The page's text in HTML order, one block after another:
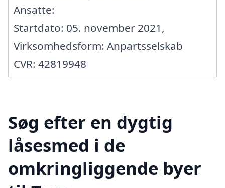
Ansatte:
Startdato: 05. november 2021,
Virksomhedsform: Anpartsselskab
CVR: 42819948
Søg efter en dygtig
låsesmed i de
omkringliggende byer